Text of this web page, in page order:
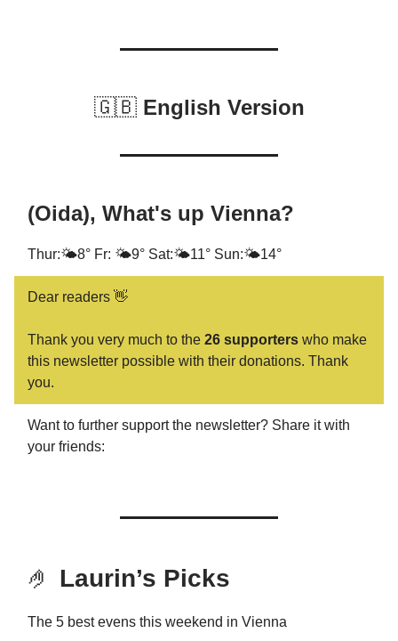
🇬🇧English Version
(Oida), What's up Vienna?
Thur:🌤️8° Fr: 🌤️9° Sat:🌤️11° Sun:🌤️14°
Dear readers 👋
Thank you very much to the 26 supporters who make
this newsletter possible with their donations. Thank
you.
Want to further support the newsletter? Share it with
your friends:
🤌 Laurin’s Picks
The 5 best evens this weekend in Vienna